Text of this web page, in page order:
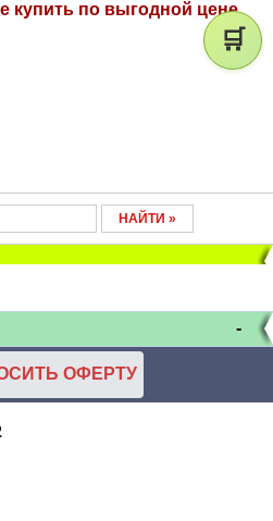
купить по выгодной цене.
-
ОФЕРТУ
🛒